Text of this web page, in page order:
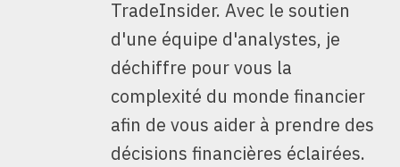
TradeInsider. Avec le soutien
d'une équipe d'analystes, je
déchiffre pour vous la
complexité du monde financier
afin de vous aider à prendre des
décisions financières éclairées.